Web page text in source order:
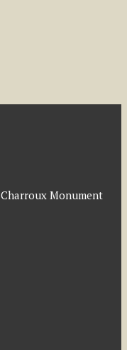
Monument